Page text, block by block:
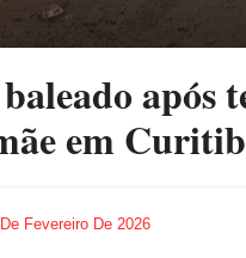
em
Fevereiro De 2026